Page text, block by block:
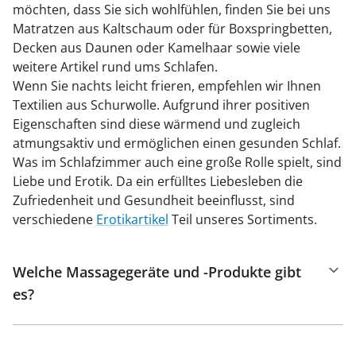
möchten, dass Sie sich wohlfühlen, finden Sie bei uns
Matratzen aus Kaltschaum oder für Boxspringbetten,
Decken aus Daunen oder Kamelhaar sowie viele
weitere Artikel rund ums Schlafen.
Wenn Sie nachts leicht frieren, empfehlen wir Ihnen
Textilien aus Schurwolle. Aufgrund ihrer positiven
Eigenschaften sind diese wärmend und zugleich
atmungsaktiv und ermöglichen einen gesunden Schlaf.
Was im Schlafzimmer auch eine große Rolle spielt, sind
Liebe und Erotik. Da ein erfülltes Liebesleben die
Zufriedenheit und Gesundheit beeinflusst, sind
verschiedene Erotikartikel Teil unseres Sortiments.
Welche Massagegeräte und -Produkte gibt
es?